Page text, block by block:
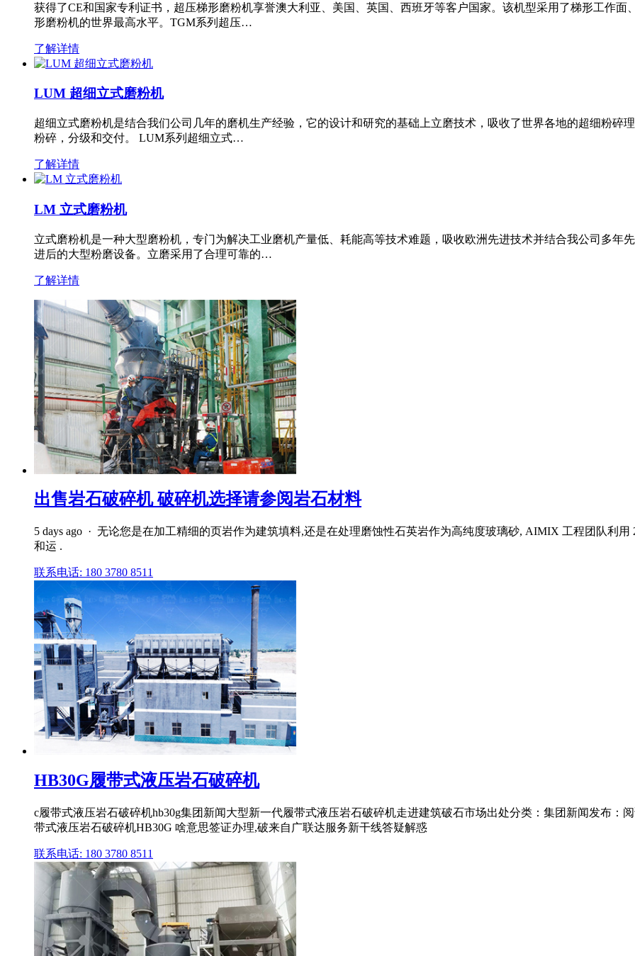
获得了CE和国家专利证书，超压梯形磨粉机享誉澳大利亚、美国、英国、西班牙等客户国家。该机型采用了梯形工作
形磨粉机的世界最高水平。TGM系列超压…
了解详情
LUM 超细立式磨粉机
超细立式磨粉机是结合我们公司几年的磨机生产经验，它的设计和研究的基础上立磨技术，吸收了世界各地的超细粉碎
粉碎，分级和交付。 LUM系列超细立式…
了解详情
LM 立式磨粉机
立式磨粉机是一种大型磨粉机，专门为解决工业磨机产量低、耗能高等技术难题，吸收欧洲先进技术并结合我公司多年
进后的大型粉磨设备。立磨采用了合理可靠的…
了解详情
出售岩石破碎机 破碎机选择请参阅岩石材料
5 days ago · 无论您是在加工精细的页岩作为建筑填料,还是在处理磨蚀性石英岩作为高纯度玻璃砂, AIMIX 工程团队利
和运 .
联系电话: 180 3780 8511
HB30G履带式液压岩石破碎机
c履带式液压岩石破碎机hb30g集团新闻大型新一代履带式液压岩石破碎机走进建筑破石市场出处分类：集团新闻发布：
带式液压岩石破碎机HB30G 啥意思签证办理,破来自广联达服务新干线答疑解惑
联系电话: 180 3780 8511